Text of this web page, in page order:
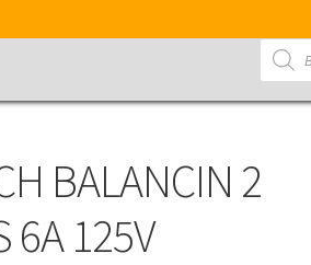
search
BALANCIN 2
6A 125V